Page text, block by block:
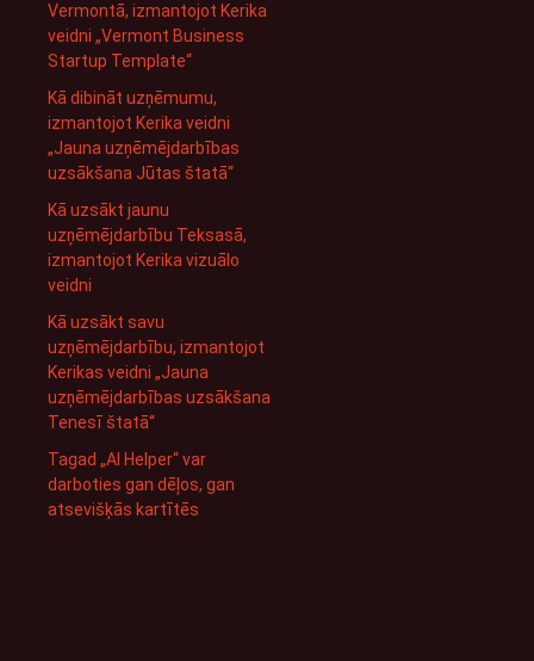
Vermontā, izmantojot Kerika
veidni „Vermont Business
Startup Template“
Kā dibināt uzņēmumu,
izmantojot Kerika veidni
„Jauna uzņēmējdarbības
uzsākšana Jūtas štatā“
Kā uzsākt jaunu
uzņēmējdarbību Teksasā,
izmantojot Kerika vizuālo
veidni
Kā uzsākt savu
uzņēmējdarbību, izmantojot
Kerikas veidni „Jauna
uzņēmējdarbības uzsākšana
Tenesī štatā“
Tagad „AI Helper“ var
darboties gan dēļos, gan
atsevišķās kartītēs